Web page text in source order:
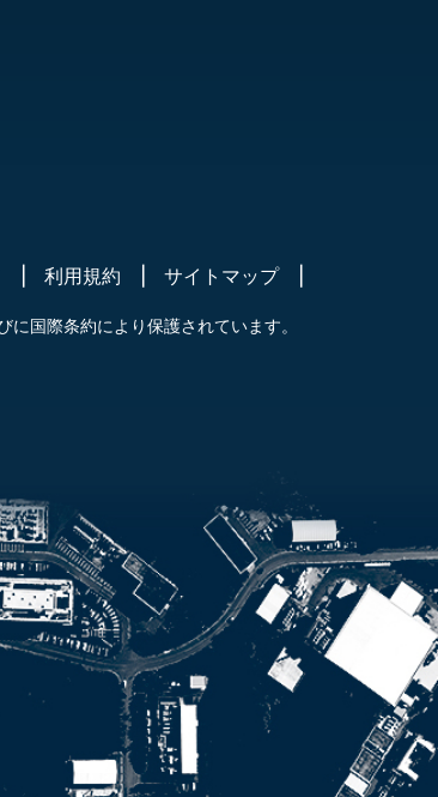
利用規約 サイトマップ
国際条約により保護されています。